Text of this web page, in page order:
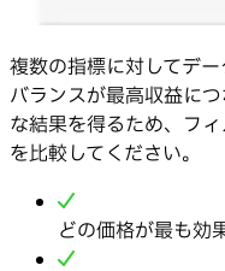
複数の指標に対してデ
バランスが最高収益に
な結果を得るため、フ
を比較してください。
どの価格が最も効